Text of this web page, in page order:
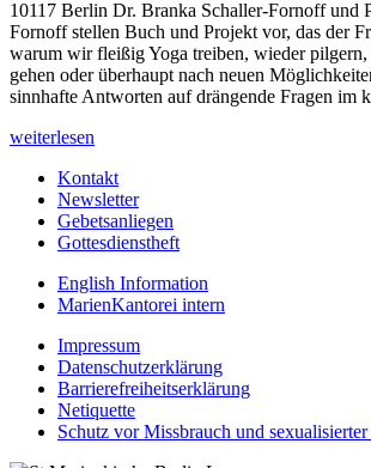
10117 Berlin Dr. Branka Schaller-Fornoff und
Fornoff stellen Buch und Projekt vor, das der
warum wir fleißig Yoga treiben, wieder pilgern,
gehen oder überhaupt nach neuen
sinnhafte Antworten auf drängende Fragen im
weiterlesen
Kontakt
Newsletter
Gebetsanliegen
Gottesdienstheft
English Information
MarienKantorei intern
Impressum
Datenschutzerklärung
Barrierefreiheitserklärung
Netiquette
Schutz vor Missbrauch und